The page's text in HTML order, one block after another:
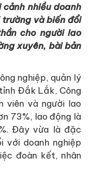
nhiều doanh
và biến đổi
cho người lao
xuyên, bài bản
nghiệp, quản lý
Đắk Lắk, Công
viên và người lao
73%, lao động là
Đây vừa là đặc
với doanh nghiệp
đoàn kết, nhân